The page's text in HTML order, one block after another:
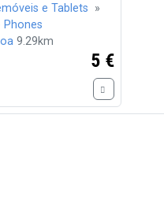
e Tablets »
Phones
9.29km
5 €